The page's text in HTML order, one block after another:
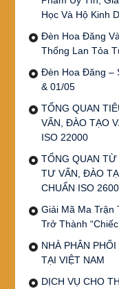
Học Và Hộ Kinh
Đèn Hoa Đăng
Thống Lan Tỏa
Đèn Hoa Đăng –
& 01/05
TỔNG QUAN
VẤN, ĐÀO TẠO
ISO 22000
TỔNG QUAN TỪ
TƯ VẤN, ĐÀO
CHUẨN ISO
Giải Mã Ma Trận
Trở Thành
NHÀ PHÂN
TẠI VIỆT NAM
DỊCH VỤ CHO